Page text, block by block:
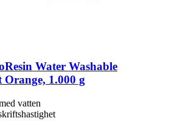
Water Washable
Orange, 1.000 g
vatten